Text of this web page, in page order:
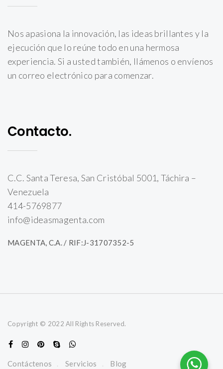
Nos apasiona la innovación, las ideas brillantes y la
ejecución que lo reúne todo en una hermosa
experiencia. Si a usted también, llámenos o envíenos
un correo electrónico para comenzar.
Contacto.
C.C. Santa Teresa, San Cristóbal 5001, Táchira –
Venezuela
414-5769877
info@ideasmagenta.com
MAGENTA, C.A. / RIF:J-31707352-5
Copyright © 2022 All Rights Reserved.
Contáctenos Servicios Blog